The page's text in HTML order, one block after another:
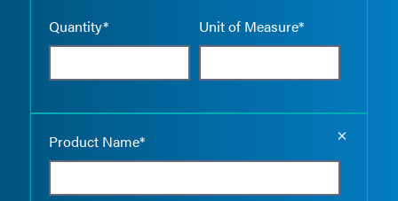
Quantity* Unit of Measure*
Product Name*